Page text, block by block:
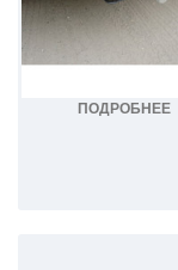
ПОДРОБНЕЕ